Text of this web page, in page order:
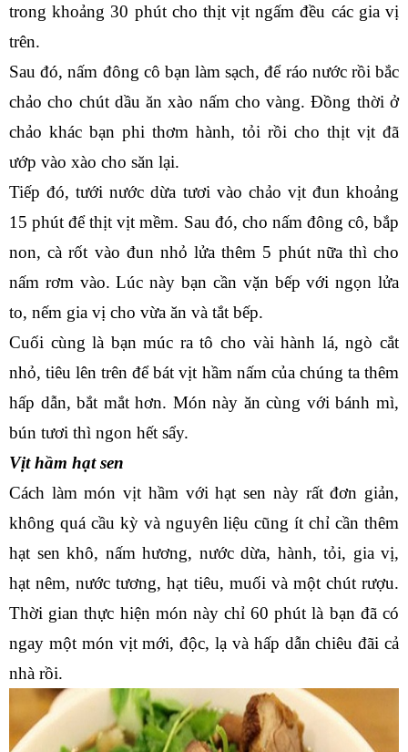
trong khoảng 30 phút cho thịt vịt ngấm đều các gia vị
trên.
Sau đó, nấm đông cô bạn làm sạch, để ráo nước rồi bắc
chảo cho chút dầu ăn xào nấm cho vàng. Đồng thời ở
chảo khác bạn phi thơm hành, tỏi rồi cho thịt vịt đã
ướp vào xào cho săn lại.
Tiếp đó, tưới nước dừa tươi vào chảo vịt đun khoảng
15 phút để thịt vịt mềm. Sau đó, cho nấm đông cô, bắp
non, cà rốt vào đun nhỏ lửa thêm 5 phút nữa thì cho
nấm rơm vào. Lúc này bạn cần vặn bếp với ngọn lửa
to, nếm gia vị cho vừa ăn và tắt bếp.
Cuối cùng là bạn múc ra tô cho vài hành lá, ngò cắt
nhỏ, tiêu lên trên để bát vịt hầm nấm của chúng ta thêm
hấp dẫn, bắt mắt hơn. Món này ăn cùng với bánh mì,
bún tươi thì ngon hết sẩy.
Vịt hầm hạt sen
Cách làm món vịt hầm với hạt sen này rất đơn giản,
không quá cầu kỳ và nguyên liệu cũng ít chỉ cần thêm
hạt sen khô, nấm hương, nước dừa, hành, tỏi, gia vị,
hạt nêm, nước tương, hạt tiêu, muối và một chút rượu.
Thời gian thực hiện món này chỉ 60 phút là bạn đã có
ngay một món vịt mới, độc, lạ và hấp dẫn chiêu đãi cả
nhà rồi.